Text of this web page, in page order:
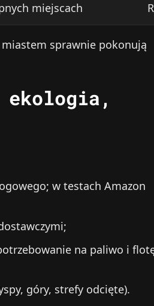
miejscach
sprawnie pokonują
ekologia,
w testach Amazon
na paliwo i
góry, strefy odcięte).